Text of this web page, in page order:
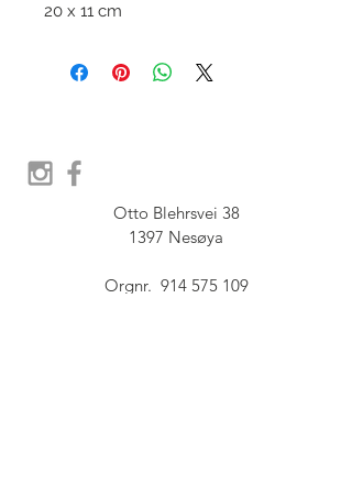
20 x 11 cm
Otto Blehrsvei 38
1397 Nesøya
Orgnr.  914 575 109